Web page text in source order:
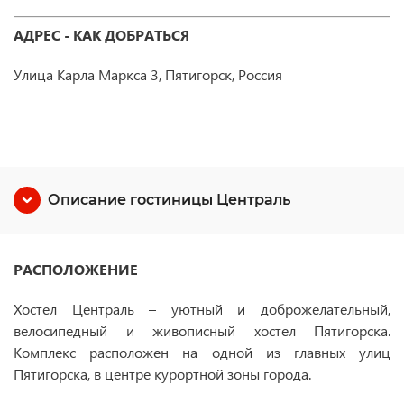
АДРЕС - КАК ДОБРАТЬСЯ
Улица Карла Маркса 3, Пятигорск, Россия
Описание гостиницы Централь
РАСПОЛОЖЕНИЕ
Хостел Централь – уютный и доброжелательный,
велосипедный и живописный хостел Пятигорска.
Комплекс расположен на одной из главных улиц
Пятигорска, в центре курортной зоны города.